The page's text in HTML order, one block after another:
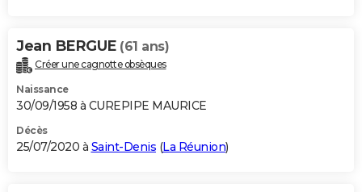
Jean BERGUE (61 ans)
Créer une cagnotte obsèques
Naissance
30/09/1958 à CUREPIPE MAURICE
Décès
25/07/2020 à Saint-Denis (La Réunion)